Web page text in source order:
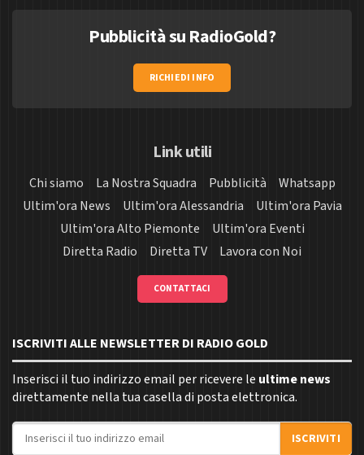
Pubblicità su RadioGold?
RICHIEDI INFO
Link utili
Chi siamo La Nostra Squadra Pubblicità
Whatsapp
Ultim'ora News
Ultim'ora Alessandria
Ultim'ora Pavia
Ultim'ora Alto Piemonte
Ultim'ora Eventi
Diretta Radio
Diretta TV Lavora con Noi
CONTATTACI
ISCRIVITI ALLE NEWSLETTER DI RADIO GOLD
Inserisci il tuo indirizzo email per ricevere le ultime news
direttamente nella tua casella di posta elettronica.
Indirizzo email
ISCRIVITI